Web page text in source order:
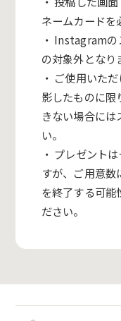
ネームカードを
・ Instagram
の対象外となり
・ ご使用いた
影したものに限
きない場合に
い。
・ プレゼント
すが、ご用意
を終了する可能
ださい。